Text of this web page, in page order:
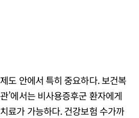
도 안에서 특히 중요하다. 보건복
’에서는 비사용증후군 환자에게
료가 가능하다. 건강보험 수가까